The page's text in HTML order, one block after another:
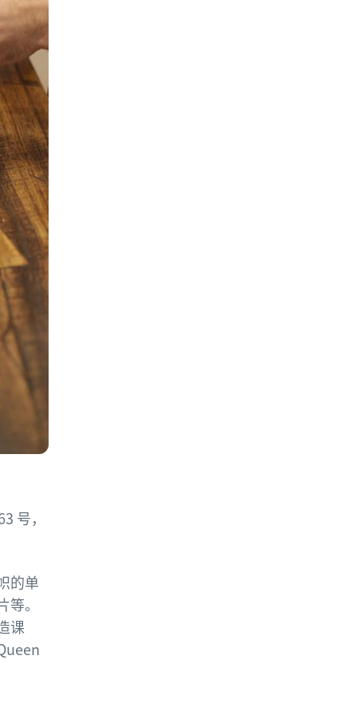
号，
的单
。
课